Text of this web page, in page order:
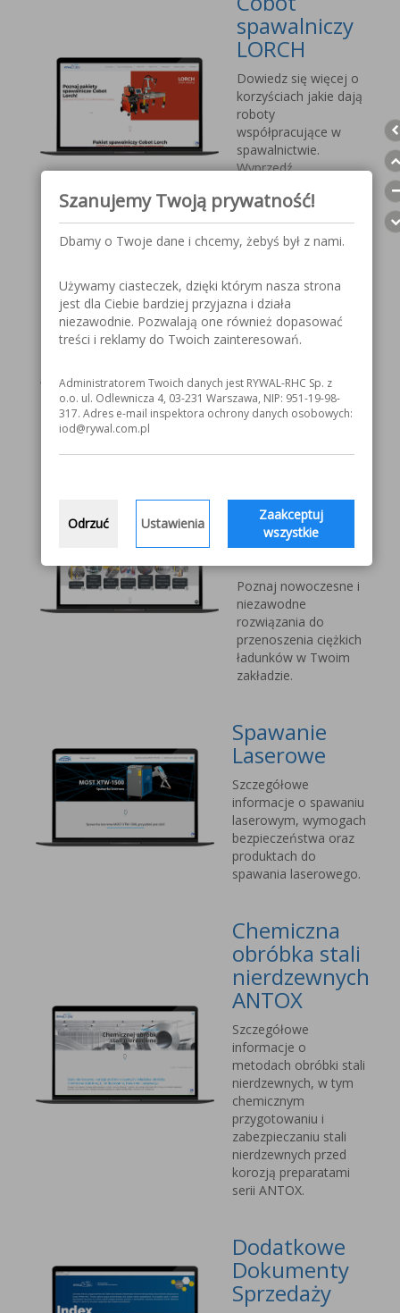
spawalniczy
LORCH
Dowiedz się więcej o
korzyściach jakie dają
roboty
współpracujące w
spawalnictwie.
Wyprzedź
nadchodzącym
wyzwaniom.
Przyłbica
spawalnicza
V1000 MOST
przyłbicy spawalniczej
V1000 MOST
Systemy
bliskiego
Vetter Kran
Technik
Poznaj nowoczesne i
niezawodne
rozwiązania do
przenoszenia ciężkich
ładunków w Twoim
zakładzie.
Spawanie
Laserowe
Szczegółowe
informacje o spawaniu
laserowym, wymogach
bezpieczeństwa oraz
produktach do
spawania laserowego.
Chemiczna
obróbka stali
nierdzewnych
ANTOX
Szczegółowe
informacje o
metodach obróbki stali
nierdzewnych, w tym
chemicznym
przygotowaniu i
zabezpieczaniu stali
nierdzewnych przed
korozją preparatami
serii ANTOX.
Dodatkowe
Dokumenty
Sprzedaży
Szanujemy Twoją prywatność!
Dbamy o Twoje dane i chcemy, żebyś był z nami.
Używamy ciasteczek, dzięki którym nasza strona
jest dla Ciebie bardziej przyjazna i działa
niezawodnie. Pozwalają one również dopasować
treści i reklamy do Twoich zainteresowań.
Administratorem Twoich danych jest RYWAL-RHC Sp. z
o.o. ul. Odlewnicza 4, 03-231 Warszawa, NIP: 951-19-98-
317. Adres e-mail inspektora ochrony danych osobowych:
iod@rywal.com.pl
Odrzuć Ustawienia
Zaakceptuj
wszystkie